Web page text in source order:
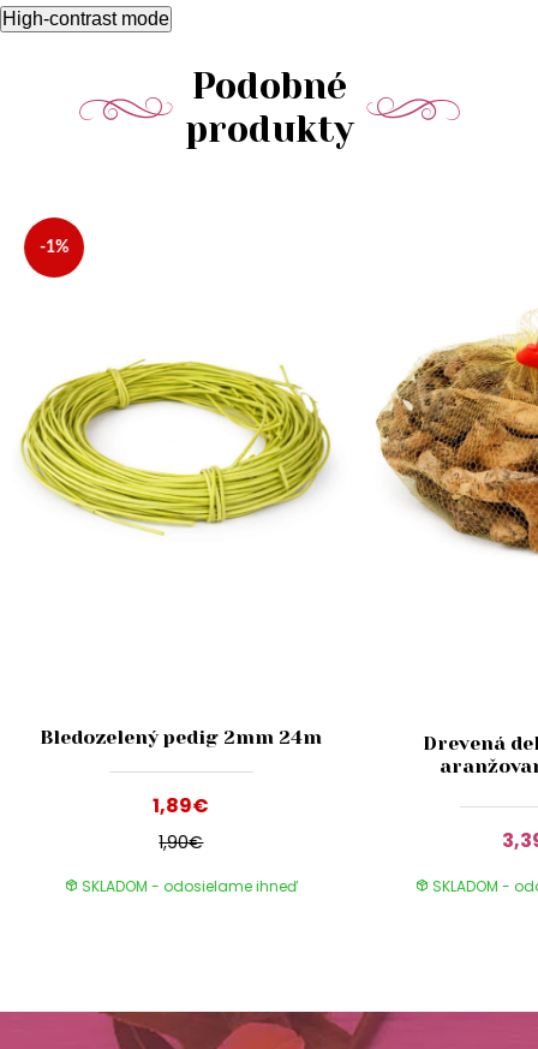
High-contrast mode
Podobné
produkty
-1%
Bledozelený pedig 2mm 24m
1,89€
1,90€
SKLADOM - odosielame ihneď
Drevená
SKLADOM -